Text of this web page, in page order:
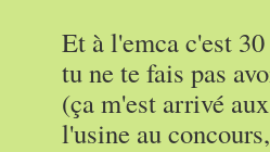
Et à l'emca c'est
tu ne te fais pas
(ça m'est arrivé
l'usine au